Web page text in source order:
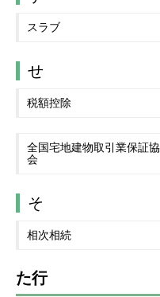
スラブ
せ
税額控除
全国宅地建物取引業保証協
会
そ
相次相続
た行